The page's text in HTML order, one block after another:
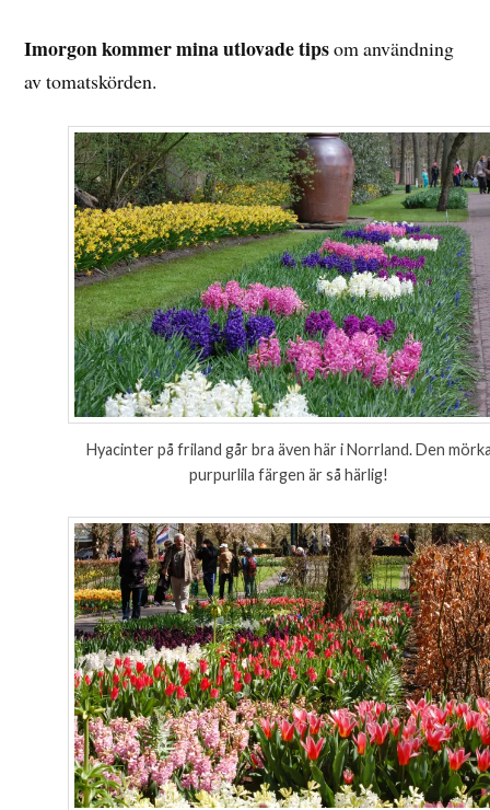
Imorgon kommer mina utlovade tipsom användning
av tomatskörden.
Hyacinter på friland går bra även här i Norrland. Den
purpurlila färgen är så härlig!